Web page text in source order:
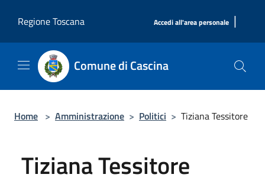
Regione Toscana
Accedi all'area personale |
Comune di Cascina
Home > Amministrazione > Politici > Tiziana Tessitore
Tiziana Tessitore